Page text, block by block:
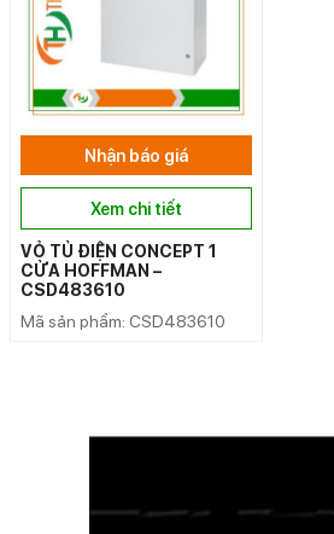
Nhận báo giá
Xem chi tiết
VỎ TỦ ĐIỆN CONCEPT 1
CỬA HOFFMAN –
CSD483610
Mã sản phẩm: CSD483610